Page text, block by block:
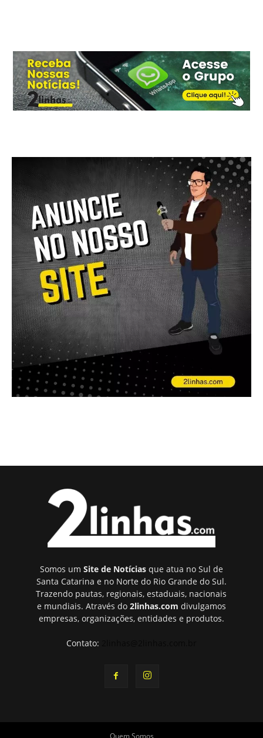
Somos um Site de Notíciasque atua no Sul de
Santa Catarina e no Norte do Rio Grande do Sul.
Trazendo pautas, regionais, estaduais, nacionais
e mundiais. Através do 2linhas.com divulgamos
empresas, organizações, entidades e produtos.
Contato:
Quem Somos